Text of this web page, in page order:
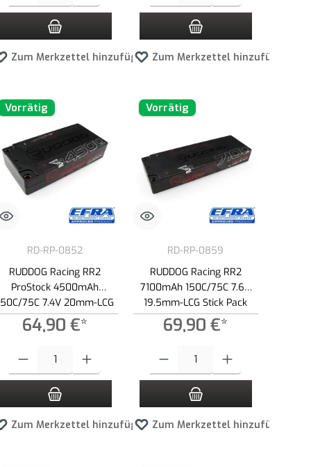
Zum Merkzettel hinzufügen Zum Merkzettel hinzufügen
reduzieren.
Vorrätig
RD-RP-0852
RUDDOG Racing RR2
ProStock 4500mAh
75C 7.4V 20mm-LCG
Stick Pack LiPo Akku
64,90 €*
Zum Merkzettel hinzufügen
Vorrätig
RD-RP-0859
RUDDOG Racing RR2
7100mAh 150C/75C 7.6V
19.5mm-LCG Stick Pack
LiPo-HV Akku
69,90 €*
Zum Merkzettel hinzufügen